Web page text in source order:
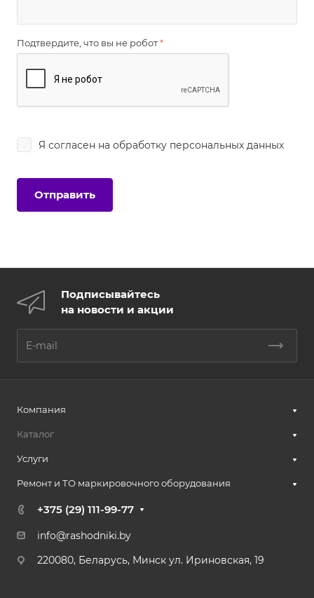
Подтвердите, что вы не робот*
Я согласен на обработку персональных данных
Подписывайтесь
на новости и акции
Компания
Каталог
Услуги
Ремонт и ТО маркировочного оборудования
+375 (29) 111-99-77
info@rashodniki.by
220080, Беларусь, Минск ул. Ириновская, 19